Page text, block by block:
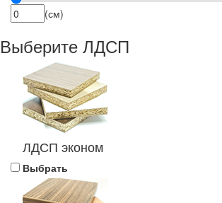
(см)
Выберите ЛДСП
ЛДСП эконом
Выбрать